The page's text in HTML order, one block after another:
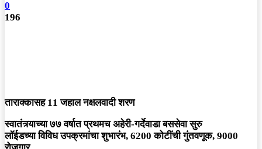
0
196
ताराक्कासह 11 जहाल नक्षलवादी शरण
स्वातंत्र्याच्या ७७ वर्षात प्रथमच अहेरी-गर्देवाडा बससेवा सुरु
लॉईडच्या विविध उपक्रमांचा शुभारंभ, 6200 कोटींची गुंतवणूक, 9000